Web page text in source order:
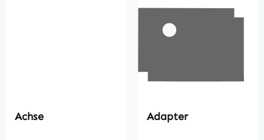
Achse Adapter